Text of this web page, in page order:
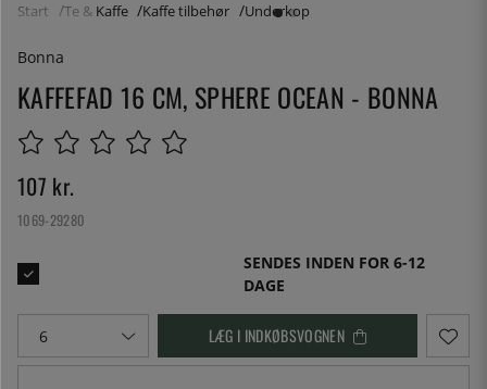
Start Te & Kaffe Kaffe tilbehør Underkop
Bonna
KAFFEFAD 16 CM, SPHERE OCEAN - BONNA
107 kr.
1069-29280
SENDES INDEN FOR 6-12
DAGE
LÆG I INDKØBSVOGNEN